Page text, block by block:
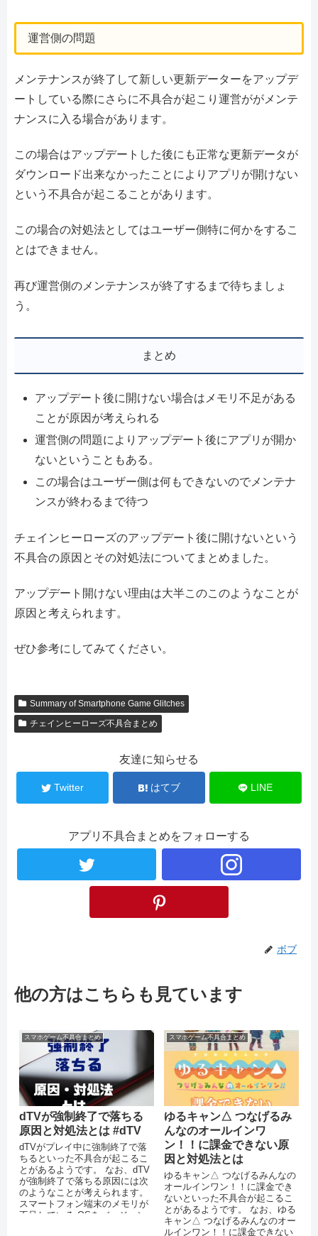
運営側の問題
メンテナンスが終了して新しい更新データーをアップデ
ートしている際にさらに不具合が起こり運営ががメンテ
ナンスに入る場合があります。
この場合はアップデートした後にも正常な更新データが
ダウンロード出来なかったことによりアプリが開けない
という不具合が起こることがあります。
この場合の対処法としてはユーザー側特に何かをするこ
とはできません。
再び運営側のメンテナンスが終了するまで待ちましょ
う。
まとめ
アップデート後に開けない場合はメモリ不足がある
ことが原因が考えられる
運営側の問題によりアップデート後にアプリが開か
ないということもある。
この場合はユーザー側は何もできないのでメンテナ
ンスが終わるまで待つ
チェインヒーローズのアップデート後に開けないという
不具合の原因とその対処法についてまとめました。
アップデート開けない理由は大半このこのようなことが
原因と考えられます。
ぜひ参考にしてみてください。
Summary of Smartphone Game Glitches
チェインヒーローズ不具合まとめ
友達に知らせる
Twitter はてブ LINE
アプリ不具合まとめをフォローする
ボブ
他の方はこちらも見ています
スマホゲーム不具合まとめ
dTVが強制終了で落ちる
原因と対処法とは #dTV
dTVがプレイ中に強制終了で落
ちるといった不具合が起こるこ
とがあるようです。 なお、dTV
が強制終了で落ちる原因には次
のようなことが考えられます。
スマートフォン端末のメモリが
不足している OSをバージョン
スマホゲーム不具合まとめ
ゆるキャン△ つなげるみ
んなのオールインワ
ン！！に課金できない原
因と対処法とは
ゆるキャン△ つなげるみんなの
オールインワン！！に課金でき
ないといった不具合が起こるこ
とがあるようです。 なお、ゆる
キャン△ つなげるみんなのオー
ルインワン！！に課金できない